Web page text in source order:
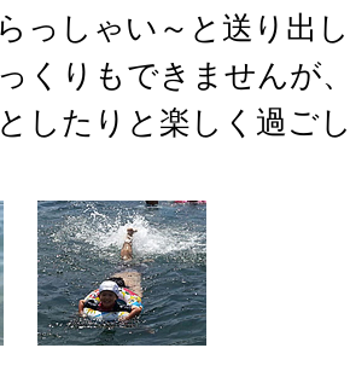
っしゃい～と送り出
くりもできませんが
したりと楽しく過ご